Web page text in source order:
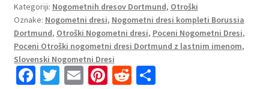
Borussia
Dortmund
Domači
Kratek
Rokav
+
Kategoriji: Nogometnih dresov Dortmund, Otroški
Oznake: Nogometni dresi, Nogometni dresi kompleti Borussia
Dortmund, Otroški Nogometni dresi, Poceni Nogometni Dresi,
Poceni Otroški nogometni dresi Dortmund z lastnim imenom,
Slovenski Nogometni Dresi
Fa T E Pi R S